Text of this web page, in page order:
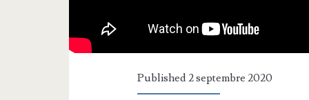
Published 2 septembre 2020